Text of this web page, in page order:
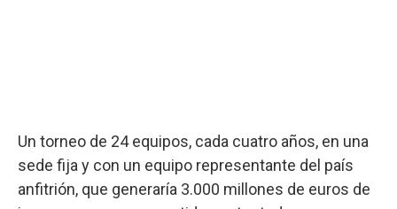
Un torneo de 24 equipos, cada cuatro años, en una
sede fija y con un equipo representante del país
anfitrión, que generaría 3.000 millones de euros de